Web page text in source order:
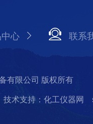
心 联系
有限公司 版权所有
技术支持：化工仪器网